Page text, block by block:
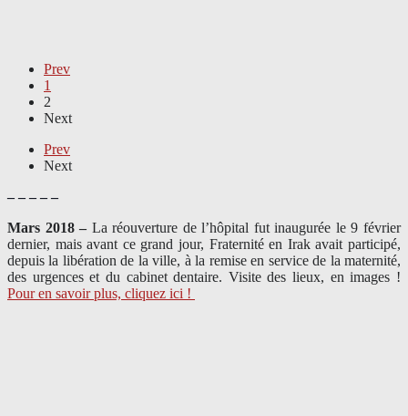
Prev
1
2
Next
Prev
Next
– – – – –
Mars 2018 – La réouverture de l’hôpital fut inaugurée le 9 février
dernier, mais avant ce grand jour, Fraternité en Irak avait participé,
depuis la libération de la ville, à la remise en service de la maternité,
des urgences et du cabinet dentaire. Visite des lieux, en images !
Pour en savoir plus, cliquez ici !